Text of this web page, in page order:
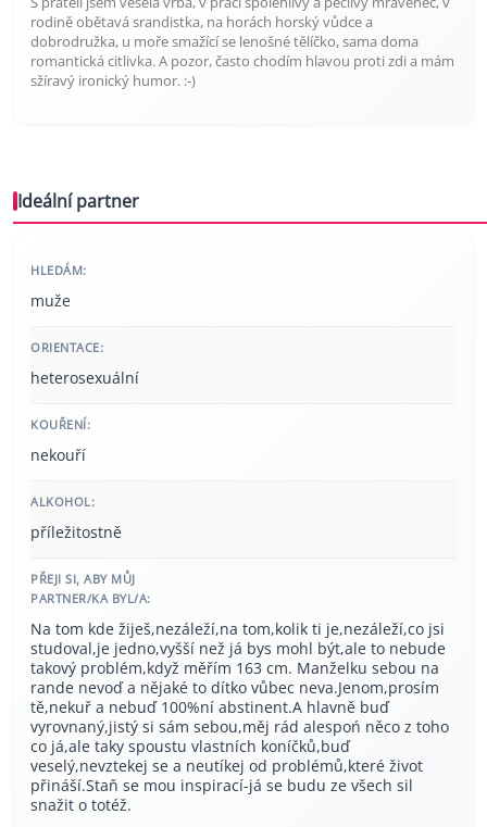
rodině obětavá srandistka, na horách horský vůdce a
dobrodružka, u moře smažící se lenošné tělíčko, sama doma
romantická citlivka. A pozor, často chodím hlavou proti zdi a mám
sžíravý ironický humor. :-)
Ideální partner
HLEDÁM:
muže
ORIENTACE:
heterosexuální
KOUŘENÍ:
nekouří
ALKOHOL:
příležitostně
PŘEJI SI, ABY MŮJ
PARTNER/KA BYL/A:
Na tom kde žiješ,nezáleží,na tom,kolik ti je,nezáleží,co jsi
studoval,je jedno,vyšší než já bys mohl být,ale to nebude
takový problém,když měřím 163 cm. Manželku sebou na
rande nevoď a nějaké to dítko vůbec neva.Jenom,prosím
tě,nekuř a nebuď 100%ní abstinent.A hlavně buď
vyrovnaný,jistý si sám sebou,měj rád alespoń něco z toho
co já,ale taky spoustu vlastních koníčků,buď
veselý,nevztekej se a neutíkej od problémů,které život
přináší.Staň se mou inspirací-já se budu ze všech sil
snažit o totéž.